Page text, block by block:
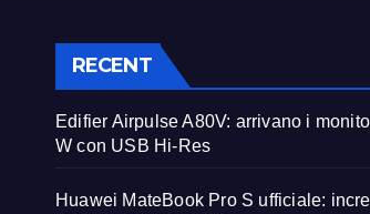
RECENT
Edifier Airpulse A80V: arrivano i
W con USB Hi-Res
Huawei MateBook Pro S ufficiale: